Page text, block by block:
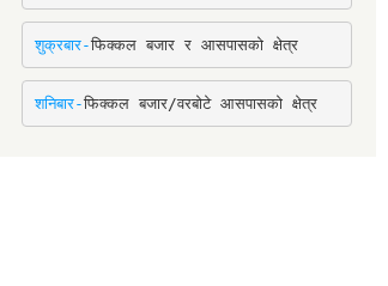
9842780266]
: 9851066274]
शुक्रबार-फिक्कल बजार र आसपासको क्षेत्र
शनिबार-फिक्कल बजार/वरबोटे आसपासको क्षेत्र